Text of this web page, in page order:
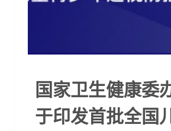
国家卫生健康委
于印发首批全国